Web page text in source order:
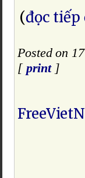
(đọc tiếp
Posted on
[ print]